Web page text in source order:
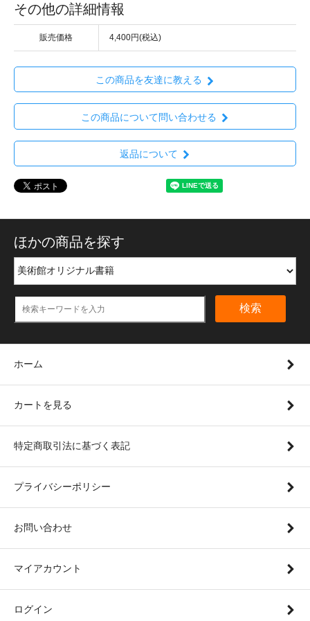
その他の詳細情報
販売価格 4,400円(税込)
この商品を友達に教える
この商品について問い合わせる
返品について
ほかの商品を探す
検索
ホーム
カートを見る
特定商取引法に基づく表記
プライバシーポリシー
お問い合わせ
マイアカウント
ログイン